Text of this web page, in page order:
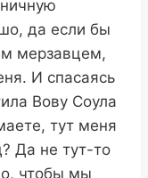
да если бы
мерзавцем,
И спасаясь
Вову Соула
тут меня
Да не тут-то
чтобы мы